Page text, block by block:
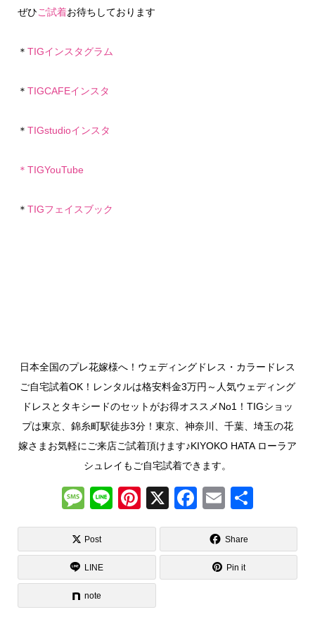
ぜひご試着お待ちしております
＊ TIGインスタグラム
＊ TIGCAFEインスタ
＊ TIGstudioインスタ
＊ TIGYouTube
＊ TIGフェイスブック
日本全国のプレ花嫁様へ！ウェディングドレス・カラードレス
ご自宅試着OK！レンタルは格安料金3万円～人気ウェディング
ドレスとタキシードのセットがお得オススメNo1！TIGショッ
プは東京、錦糸町駅徒歩3分！東京、神奈川、千葉、埼玉の花
嫁さまお気軽にご来店ご試着頂けます♪KIYOKO HATA ローラア
シュレイもご自宅試着できます。
M
e
ss
a
g
e
Li
n
Pi
nt
st
X
F
a
c
e
b
E
m
ail
有
Post Share
LINE Pin it
note